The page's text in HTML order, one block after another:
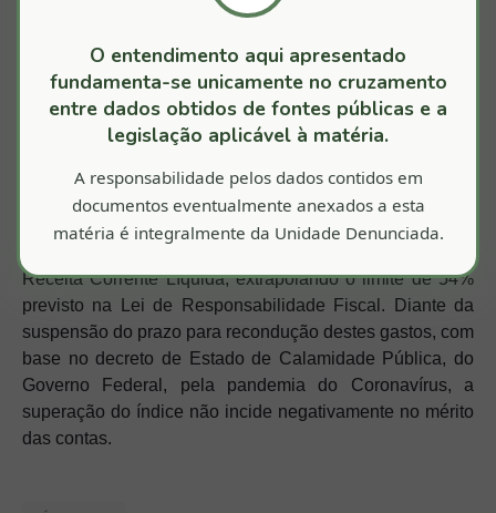
A administração investiu 25,40% dos recursos na
manutenção e desenvolvimento do ensino no município,
superando o mínimo de 25%. Ainda sobre as obrigações
constitucionais e legais, o ex-prefeito investiu 82,99%
dos recursos do Fundeb no pagamento da remuneração
dos profissionais do magistério, cumprindo o mínimo de
60% e aplicou em ações e serviços de saúde 16,54% dos
recursos específicos, atendendo o mínimo de 15%.
Receita Corrente Líquida, extrapolando o limite de 54%
previsto na Lei de Responsabilidade Fiscal. Diante da
suspensão do prazo para recondução destes gastos, com
base no decreto de Estado de Calamidade Pública, do
Governo Federal, pela pandemia do Coronavírus, a
superação do índice não incide negativamente no mérito
das contas.
O entendimento aqui apresentado
fundamenta-se unicamente no cruzamento
entre dados obtidos de fontes públicas e a
legislação aplicável à matéria.
A responsabilidade pelos dados contidos em
documentos eventualmente anexados a esta
matéria é integralmente da Unidade Denunciada.